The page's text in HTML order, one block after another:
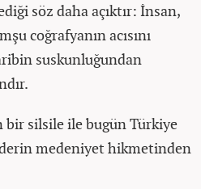
söz daha açıktır: İnsan,
coğrafyanın acısını
suskunluğundan
silsile ile bugün Türkiye
medeniyet hikmetinden